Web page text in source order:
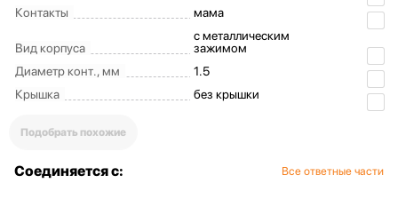
Контакты
мама
Вид корпуса
с металлическим
зажимом
Диаметр конт., мм
1.5
Крышка
без крышки
Подобрать похожие
Соединяется с: Все ответные части